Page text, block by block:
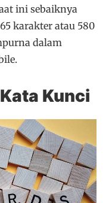
ini sebaiknya
karakter atau 580
dalam
Kunci